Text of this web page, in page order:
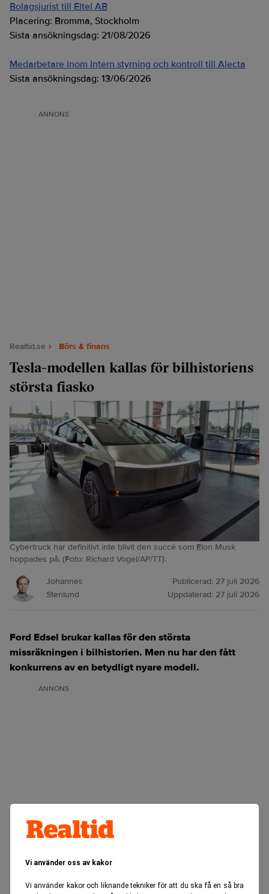
Vi använder oss av kakor
Vi använder kakor och liknande tekniker för att du ska få en så bra
Bolagsjurist till Eltel AB
Placering: Bromma, Stockholm
Sista ansökningsdag: 21/08/2026
Medarbetare inom Intern styrning och kontroll till Alecta
Sista ansökningsdag: 13/06/2026
ANNONS
Realtid.se Börs & finans
Tesla-modellen kallas för bilhistoriens
största fiasko
Cybertruck har definitivt inte blivit den succé som Elon Musk
hoppades på. (Foto: Richard Vogel/AP/TT).
Johannes
Stenlund
Publicerad: 27 juli 2026
Uppdaterad: 27 juli 2026
Ford Edsel brukar kallas för den största
missräkningen i bilhistorien. Men nu har den fått
konkurrens av en betydligt nyare modell.
ANNONS